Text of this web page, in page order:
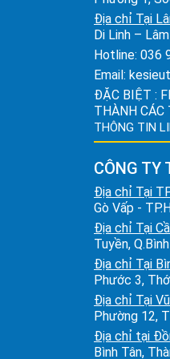
Địa chỉ Tại
Di Linh –
Hotline: 036
Email:
ĐẶC BIỆT :
THÀNH CÁC
THÔNG TIN
CÔNG TY
Địa chỉ Tại
Gò Vấp -
Địa chỉ Tại
Tuyền,
Địa chỉ Tại
Phước 3,
Địa chỉ Tại
Phường 12,
Địa chỉ tại
Bình Tân,